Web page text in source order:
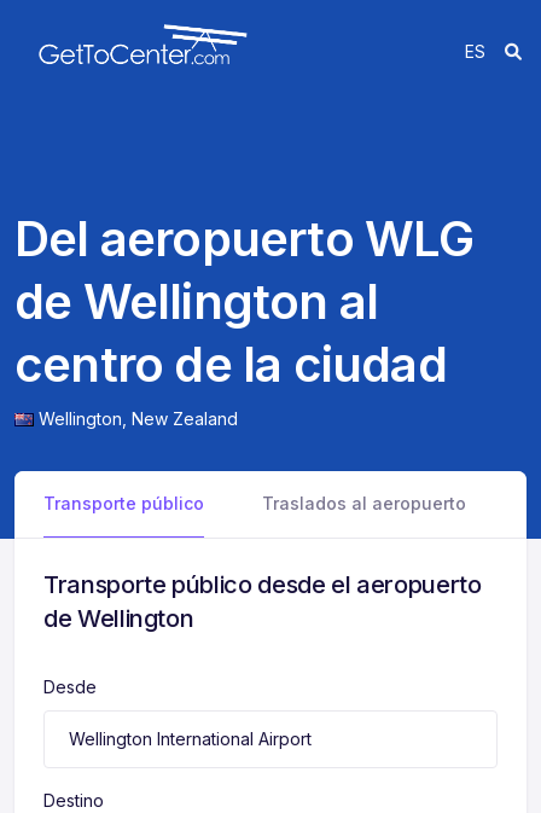
ES
Del aeropuerto WLG
de Wellington al
centro de la ciudad
Wellington, New Zealand
Transporte público Traslados al aeropuerto
Transporte público desde el aeropuerto
de Wellington
Desde
Destino